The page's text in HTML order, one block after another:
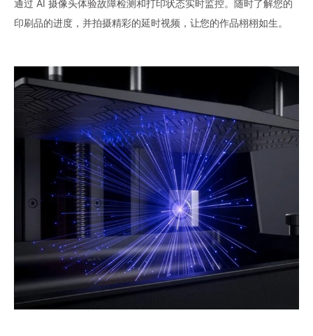
通过 AI 摄像头体验故障检测和打印状态实时监控。随时了解您的
印刷品的进度，并拍摄精彩的延时视频，让您的作品栩栩如生。